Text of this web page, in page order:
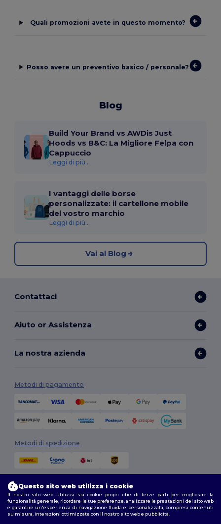
Quali promozioni avete in questo momento?
Posso avere un preventivo basico / personale?
Blog
Build Your Brand vs AWDis Just
Hoods vs B&C: La Migliore Felpa con
Cappuccio
Leggi di più...
I vantaggi delle borse
personalizzate: il cartellone mobile
del vostro marchio
Leggi di più...
Vai al Blog
Contattaci
Aiuto or Assistenza
La nostra azienda
Metodi di pagamento
Metodi di spedizione
Seguici
Questo sito web utilizza i cookie
Il nostro sito web utilizza sia cookie propri che di terze parti per migliorare la
funzionalità generale, ricordare le tue preferenze, analizzare le prestazioni del sito web
e garantire un'esperienza di navigazione fluida e personalizzata, compresi contenuti
su misura, interazioni ottimizzate con il nostro sito web e pubblicità.